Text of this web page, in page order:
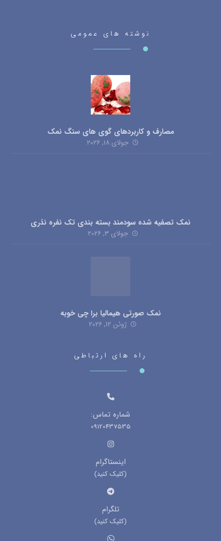
نوشته های عمومی
مصارف و کاربردهای گوی های سنگ نمک
جولای ۱۸, ۲۰۲۶
نمک تصفیه شده سودمند بسته بندی تک نفره نذری
جولای ۳, ۲۰۲۶
نمک صورتی هیمالیا برا چی خوبه
ژوئن ۱۲, ۲۰۲۶
راه های ارتباطی
شماره تماس:
09120437535
اینستاگرام
(کلیک کنید)
تلگرام
(کلیک کنید)